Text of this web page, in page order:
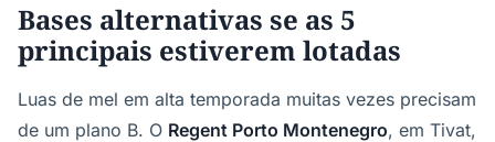
Bases alternativas se as 5
principais estiverem lotadas
Luas de mel em alta temporada muitas vezes precisam
de um plano B. O Regent Porto Montenegro, em Tivat,